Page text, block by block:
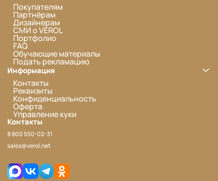
Покупателям
Партнёрам
Дизайнерам
СМИ о VEROL
Портфолио
FAQ
Обучающие материалы
Подать рекламацию
Информация
Контакты
Реквизиты
Конфиденциальность
Оферта
Управление куки
Контакты
8 800 550-02-31
sales@verol.net